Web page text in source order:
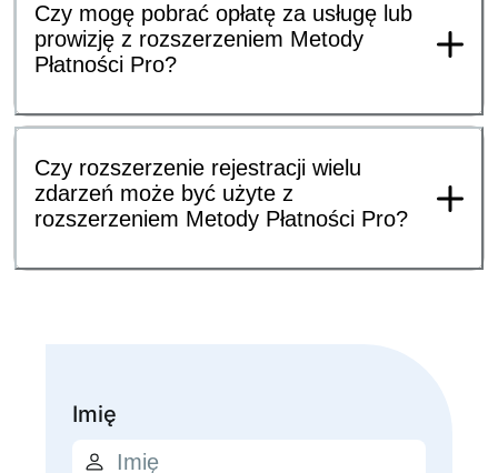
Czy mogę pobrać opłatę za usługę lub
prowizję z rozszerzeniem Metody
Płatności Pro?
Czy rozszerzenie rejestracji wielu
zdarzeń może być użyte z
rozszerzeniem Metody Płatności Pro?
Imię